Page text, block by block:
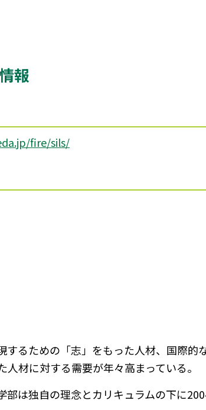
報
fire/sils/
るための「志」をもった人材、国際的
材に対する需要が年々高まっている。
部は独自の理念とカリキュラムの下に